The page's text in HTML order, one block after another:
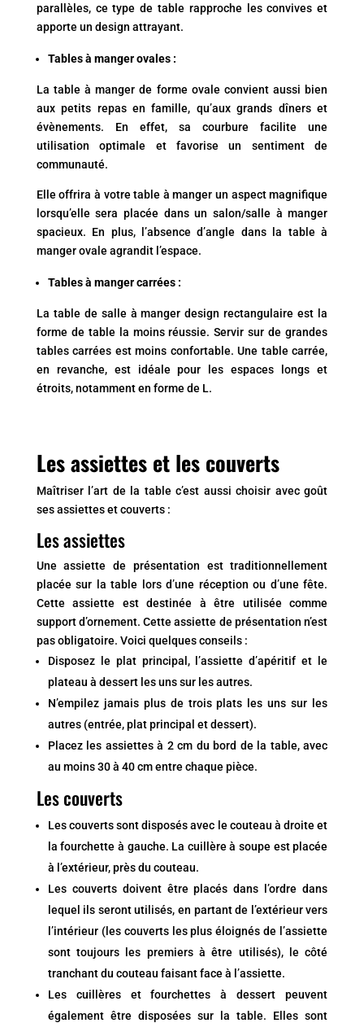
parallèles, ce type de table rapproche les convives et
apporte un design attrayant.
Tables à manger ovales :
La table à manger de forme ovale convient aussi bien
aux petits repas en famille, qu’aux grands dîners et
évènements. En effet, sa courbure facilite une
utilisation optimale et favorise un sentiment de
communauté.
Elle offrira à votre table à manger un aspect magnifique
lorsqu’elle sera placée dans un salon/salle à manger
spacieux. En plus, l’absence d’angle dans la table à
manger ovale agrandit l’espace.
Tables à manger carrées :
La table de salle à manger design rectangulaire est la
forme de table la moins réussie. Servir sur de grandes
tables carrées est moins confortable. Une table carrée,
en revanche, est idéale pour les espaces longs et
étroits, notamment en forme de L.
Les assiettes et les couverts
Maîtriser l’art de la table c’est aussi choisir avec goût
ses assiettes et couverts :
Les assiettes
Une assiette de présentation est traditionnellement
placée sur la table lors d’une réception ou d’une fête.
Cette assiette est destinée à être utilisée comme
support d’ornement. Cette assiette de présentation n’est
pas obligatoire. Voici quelques conseils :
Disposez le plat principal, l’assiette d’apéritif et le
plateau à dessert les uns sur les autres.
N’empilez jamais plus de trois plats les uns sur les
autres (entrée, plat principal et dessert).
Placez les assiettes à 2 cm du bord de la table, avec
au moins 30 à 40 cm entre chaque pièce.
Les couverts
Les couverts sont disposés avec le couteau à droite et
la fourchette à gauche. La cuillère à soupe est placée
à l’extérieur, près du couteau.
Les couverts doivent être placés dans l’ordre dans
lequel ils seront utilisés, en partant de l’extérieur vers
l’intérieur (les couverts les plus éloignés de l’assiette
sont toujours les premiers à être utilisés), le côté
tranchant du couteau faisant face à l’assiette.
Les cuillères et fourchettes à dessert peuvent
également être disposées sur la table. Elles sont